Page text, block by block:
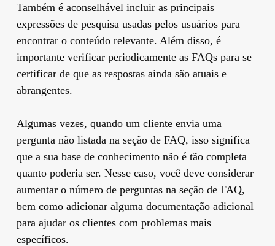
Também é aconselhável incluir as principais
expressões de pesquisa usadas pelos usuários para
encontrar o conteúdo relevante. Além disso, é
importante verificar periodicamente as FAQs para se
certificar de que as respostas ainda são atuais e
abrangentes.
Algumas vezes, quando um cliente envia uma
pergunta não listada na seção de FAQ, isso significa
que a sua base de conhecimento não é tão completa
quanto poderia ser. Nesse caso, você deve considerar
aumentar o número de perguntas na seção de FAQ,
bem como adicionar alguma documentação adicional
para ajudar os clientes com problemas mais
específicos.